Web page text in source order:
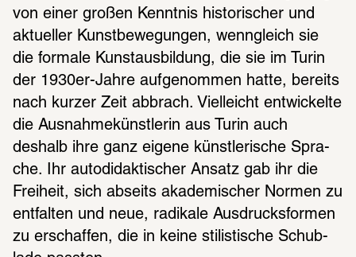
von einer großen Kennt­nis histo­ri­scher und
aktu­el­ler Kunst­be­we­gun­gen, wenn­gleich sie
die formale Kunst­aus­bil­dung, die sie im Turin
der 1930er-Jahre aufge­nom­men hatte, bereits
nach kurzer Zeit abbrach. Viel­leicht entwi­ckelte
die Ausnah­me­künst­le­rin aus Turin auch
deshalb ihre ganz eigene künst­le­ri­sche Spra­
che. Ihr auto­di­dak­ti­scher Ansatz gab ihr die
Frei­heit, sich abseits akade­mi­scher Normen zu
entfal­ten und neue, radi­kale Ausdrucks­for­men
zu erschaf­fen, die in keine stilis­ti­sche Schub­